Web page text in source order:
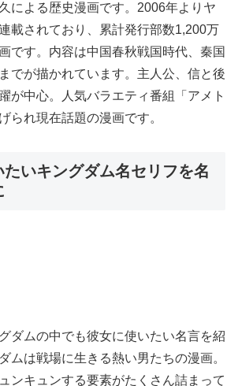
による歴史漫画です。2006年よりヤ
載されており、累計発行部数1,200万
です。内容は中国春秋戦国時代、秦国
でが描かれています。主人公、信と後
が中心。人気バラエティ番組「アメト
られ現在話題の漫画です。
いキングダム名セリフを名
ダムの中でも彼女に使いたい名言を紹
ムは戦場に生きる熱い男たちの漫画。
ンキュンする要素がたくさん詰まって